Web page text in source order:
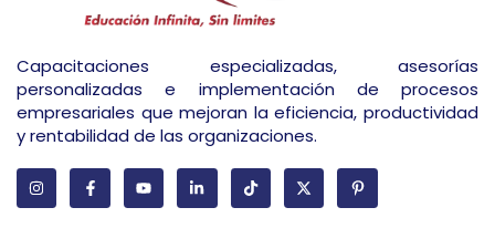
Capacitaciones especializadas, asesorías
personalizadas e implementación de procesos
empresariales que mejoran la eficiencia, productividad
y rentabilidad de las organizaciones.